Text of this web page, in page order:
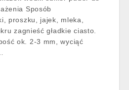
Sposób
proszku, jajek, mleka,
zagnieść gładkie ciasto.
ok. 2-3 mm, wyciąć